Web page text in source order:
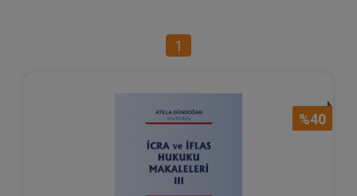
1
%40